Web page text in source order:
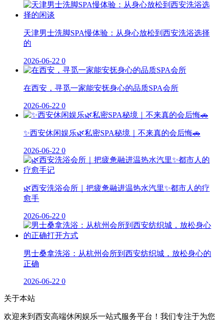
天津男士洗脚SPA慢体验：从身心放松到西安洗浴选择
的
2026-06-22 0
在西安，寻觅一家能安抚身心的品质SPA会所
2026-06-22 0
✨西安休闲娱乐🌿私密SPA秘境｜不来真的会后悔🚗
2026-06-22 0
🌿西安洗浴会所｜把疲惫融进温热水汽里✨都市人的疗
愈手
2026-06-22 0
男士桑拿洗浴：从杭州会所到西安纺织城，放松身心的
正确
2026-06-22 0
关于本站
欢迎来到西安高端休闲娱乐一站式服务平台！我们专注于为您